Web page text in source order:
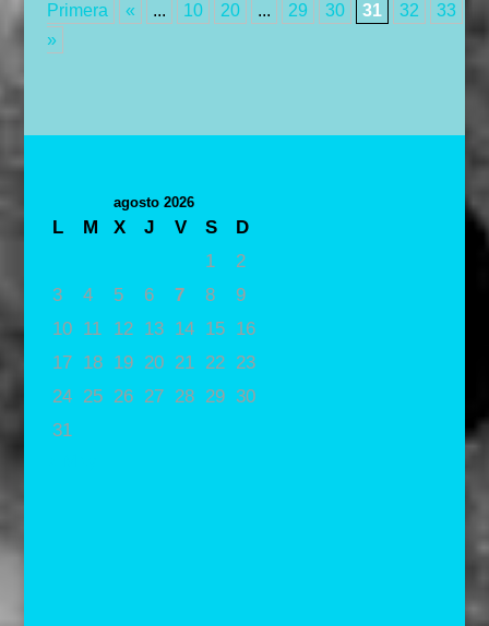
Primera
« ... 10 20 ... 29 30 31 32 33
»
agosto 2026
L M X J V S
D
1
2
3
4 5 6 7 8
9
10
11 12 13 14 15
16
17
18 19 20 21 22
23
24
25 26 27 28 29 30
31